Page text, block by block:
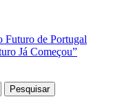
Futuro de Portugal
Já Começou”
Pesquisar